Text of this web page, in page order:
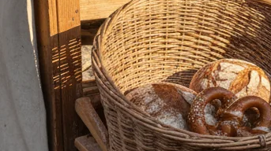
Markttage
Freitag